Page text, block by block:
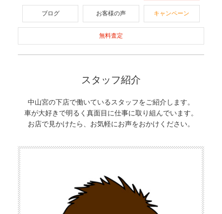
ブログ お客様の声 キャンペーン
無料査定
スタッフ紹介
中山宮の下店で働いているスタッフをご紹介します。
車が大好きで明るく真面目に仕事に取り組んでいます。
お店で見かけたら、お気軽にお声をおかけください。